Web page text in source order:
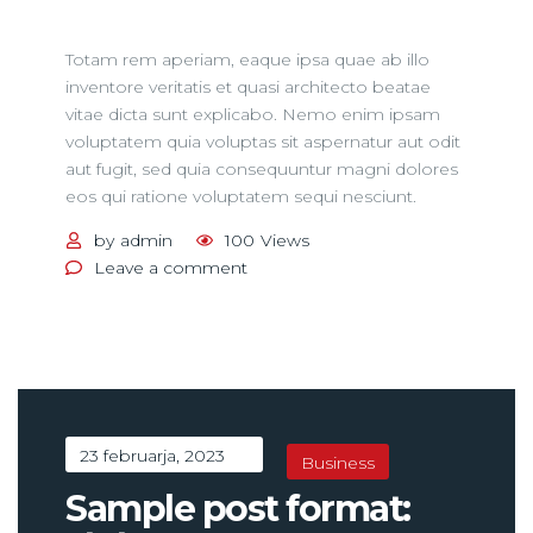
Totam rem aperiam, eaque ipsa quae ab illo
inventore veritatis et quasi architecto beatae
vitae dicta sunt explicabo. Nemo enim ipsam
voluptatem quia voluptas sit aspernatur aut odit
aut fugit, sed quia consequuntur magni dolores
eos qui ratione voluptatem sequi nesciunt.
by admin 100 Views
Leave a commenton
23 februarja, 2023 Business
Sample post format: